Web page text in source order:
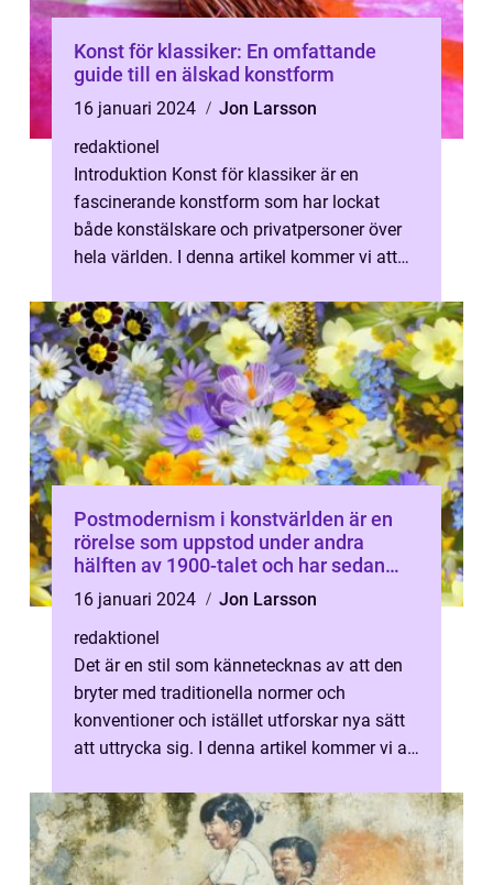
Konst för klassiker: En omfattande
guide till en älskad konstform
16 januari 2024
Jon Larsson
redaktionel
Introduktion Konst för klassiker är en
fascinerande konstform som har lockat
både konstälskare och privatpersoner över
hela världen. I denna artikel kommer vi att
Postmodernism i konstvärlden är en
rörelse som uppstod under andra
hälften av 1900-talet och har sedan
dess haft en stor inverkan på konstens
utveckling
16 januari 2024
Jon Larsson
redaktionel
Det är en stil som kännetecknas av att den
bryter med traditionella normer och
konventioner och istället utforskar nya sätt
att uttrycka sig. I denna artikel kommer vi att